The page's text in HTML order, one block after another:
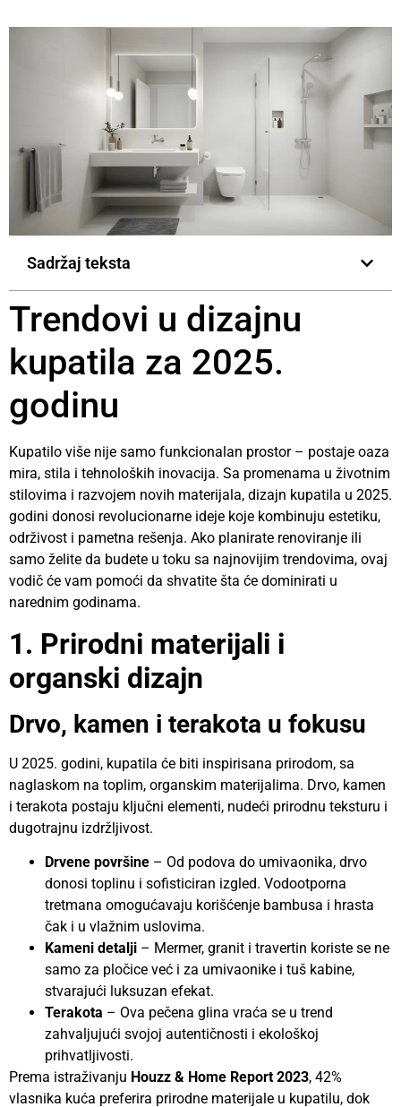
Sadržaj teksta
Trendovi u dizajnu
kupatila za 2025.
godinu
Kupatilo više nije samo funkcionalan prostor – postaje oaza
mira, stila i tehnoloških inovacija. Sa promenama u životnim
stilovima i razvojem novih materijala, dizajn kupatila u 2025.
godini donosi revolucionarne ideje koje kombinuju estetiku,
održivost i pametna rešenja. Ako planirate renoviranje ili
samo želite da budete u toku sa najnovijim trendovima, ovaj
vodič će vam pomoći da shvatite šta će dominirati u
narednim godinama.
1. Prirodni materijali i
organski dizajn
Drvo, kamen i terakota u fokusu
U 2025. godini, kupatila će biti inspirisana prirodom, sa
naglaskom na toplim, organskim materijalima. Drvo, kamen
i terakota postaju ključni elementi, nudeći prirodnu teksturu i
dugotrajnu izdržljivost.
Drvene površine – Od podova do umivaonika, drvo
donosi toplinu i sofisticiran izgled. Vodootporna
tretmana omogućavaju korišćenje bambusa i hrasta
čak i u vlažnim uslovima.
Kameni detalji – Mermer, granit i travertin koriste se ne
samo za pločice već i za umivaonike i tuš kabine,
stvarajući luksuzan efekat.
Terakota – Ova pečena glina vraća se u trend
zahvaljujući svojoj autentičnosti i ekološkoj
prihvatljivosti.
Prema istraživanju Houzz & Home Report 2023, 42%
vlasnika kuća preferira prirodne materijale u kupatilu, dok